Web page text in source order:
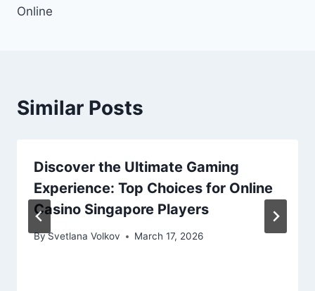
Online
Similar Posts
Discover the Ultimate Gaming
Experience: Top Choices for Online
Casino Singapore Players
BySvetlana Volkov March 17, 2026